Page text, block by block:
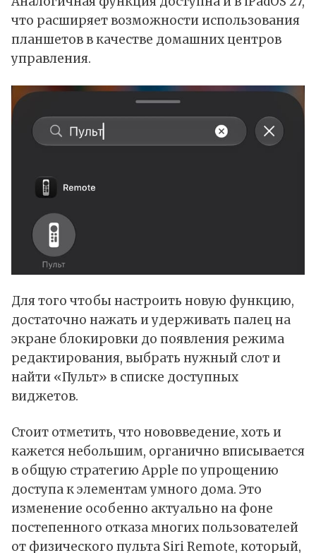
что расширяет возможности использования
планшетов в качестве домашних центров
управления.
Для того чтобы настроить новую функцию,
достаточно нажать и удерживать палец на
экране блокировки до появления режима
редактирования, выбрать нужный слот и
найти «Пульт» в списке доступных
виджетов.
Стоит отметить, что нововведение, хоть и
кажется небольшим, органично вписывается
в общую стратегию Apple по упрощению
доступа к элементам умного дома. Это
изменение особенно актуально на фоне
постепенного отказа многих пользователей
от физического пульта Siri Remote, который,